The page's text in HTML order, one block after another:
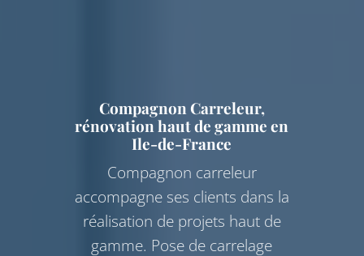
Compagnon Carreleur,
rénovation haut de gamme en
Ile-de-France
Compagnon carreleur
accompagne ses clients dans la
réalisation de projets haut de
gamme. Pose de carrelage